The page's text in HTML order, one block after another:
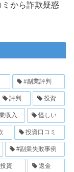
から詐欺疑惑
#副業評判
評判 投資
収入 怪しい
投資口コミ
#副業失敗事例
資 返金